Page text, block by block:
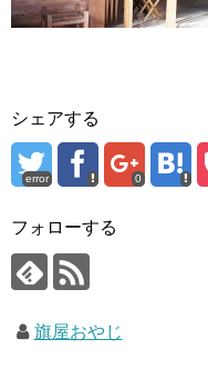
シェアする
error 0
フォローする
旗屋おやじ